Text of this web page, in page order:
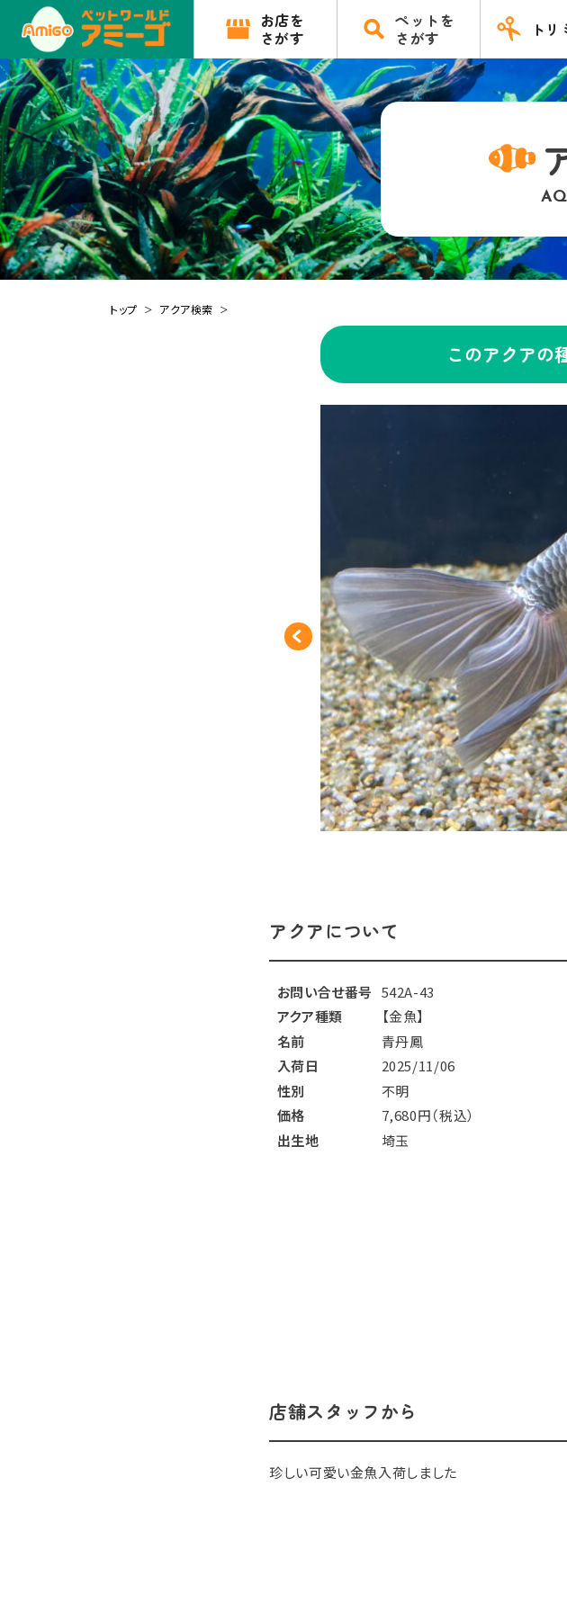
お店を
さがす
ペットを
さがす
ト
トップ アクア検索
このアクアの
アクアについて
お問い合せ番号 542A-43
アクア種類
【金魚】
名前
青丹鳳
入荷日
2025/11/06
性別
不明
価格
7,680円（税込）
出生地
埼玉
店舗スタッフから
珍しい可愛い金魚入荷しました